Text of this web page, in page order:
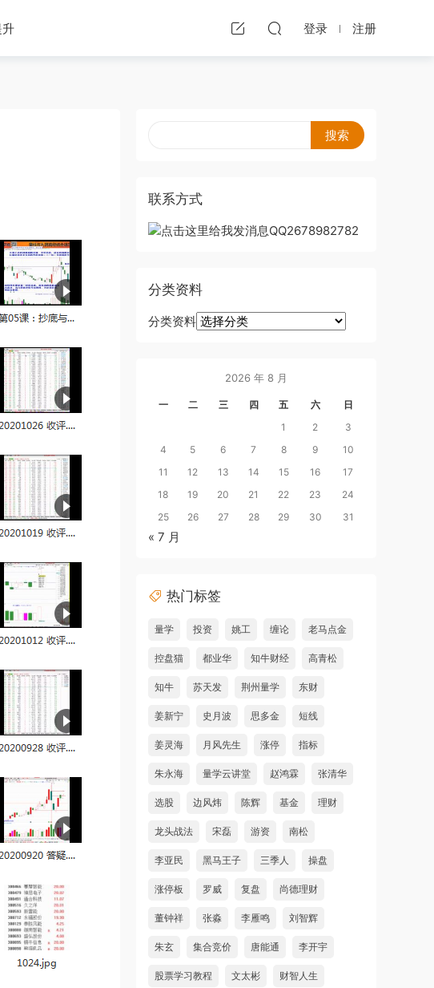
升 登录 注册
联系方式
分类资料
分类资料
2026 年 8 月
一 二 三 四 五 六
日
1
2
3
4
5 6 7 8 9
10
11
12 13 14 15 16
17
18
19 20 21 22 23
24
25
26 27 28 29 30 31
« 7 月
热门标签
量学 投资 姚工 缠论 老马点金
控盘猫 都业华 知牛财经 高青松
知牛 苏天发 荆州量学 东财
姜新宁 史月波 思多金 短线
姜灵海 月风先生 涨停 指标
朱永海 量学云讲堂 赵鸿霖 张清华
选股 边风炜 陈辉 基金 理财
龙头战法 宋磊 游资 南松
李亚民 黑马王子 三季人 操盘
涨停板 罗威 复盘 尚德理财
董钟祥 张淼 李雁鸣 刘智辉
朱玄 集合竞价 唐能通 李开宇
股票学习教程 文太彬 财智人生